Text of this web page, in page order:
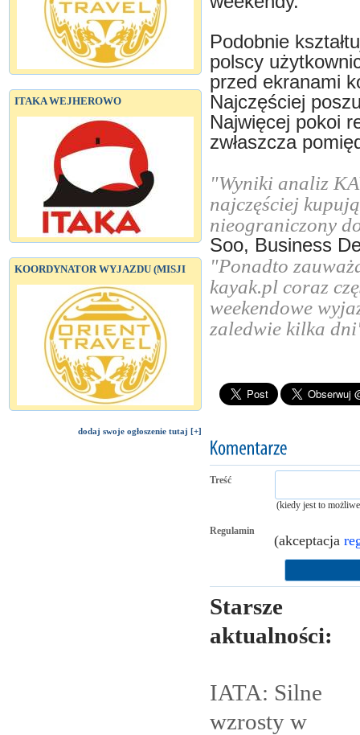
ITAKA WEJHEROWO
KOORDYNATOR WYJAZDU (MISJI
dodaj swoje ogłoszenie tutaj [+]
Podobnie
polscy
przed ekranami
Najczęściej
Najwięcej pokoi
zwłaszcza
"Wyniki analiz
najczęściej
nieograniczony
Soo, Business
"Ponadto
kayak.pl coraz
weekendowe
zaledwie kilka
Treść
(kiedy jest to
Regulamin
(akceptacja
Starsze
aktualności:
IATA: Silne
wzrosty w